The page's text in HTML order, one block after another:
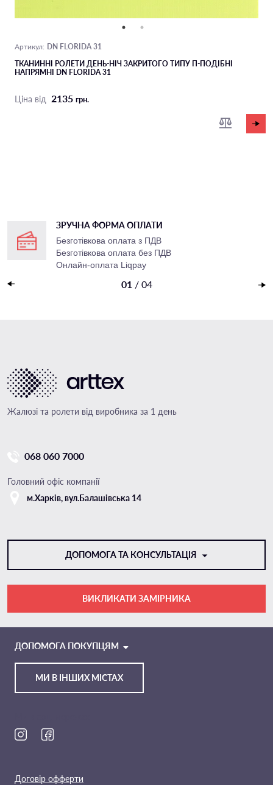
Артикул: DN FLORIDA 31
ТКАНИННІ РОЛЕТИ ДЕНЬ-НІЧ ЗАКРИТОГО ТИПУ П-ПОДIБНІ
НАПРЯМНІ DN FLORIDA 31
Ціна від 2135 грн.
ЗРУЧНА ФОРМА ОПЛАТИ
Безготівкова оплата з ПДВ
Безготівкова оплата без ПДВ
Онлайн-оплата Liqpay
01 / 04
Жалюзі та ролети від виробника за 1 день
068 060 7000
Головний офіс компанії
м.Харкiв, вул.Балашівська 14
ДОПОМОГА ТА КОНСУЛЬТАЦІЯ
TELEGRAM
ВИКЛИКАТИ ЗАМІРНИКА
МИ В ІНШИХ МІСТАХ
ДОПОМОГА ПОКУПЦЯМ
Договір офферти